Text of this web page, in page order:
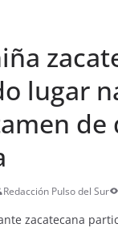
lugar
de
Redacción Pulso del Sur
zacatecana